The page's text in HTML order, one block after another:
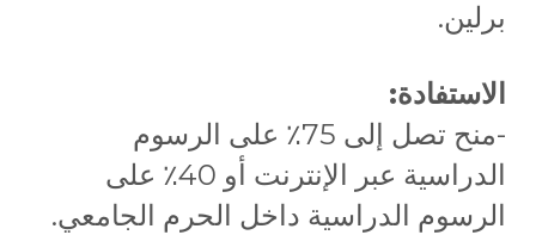
برلين.
الاستفادة:
-منح تصل إلى 75٪ على الرسوم
الدراسية عبر الإنترنت أو 40٪ على
الرسوم الدراسية داخل الحرم الجامعي.